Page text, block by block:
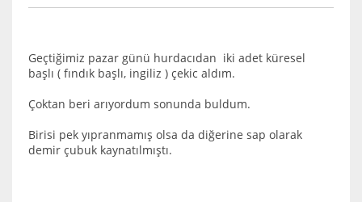
Geçtiğimiz pazar günü hurdacıdan iki adet küresel
başlı ( fındık başlı, ingiliz ) çekic aldım.
Çoktan beri arıyordum sonunda buldum.
Birisi pek yıpranmamış olsa da diğerine sap olarak
demir çubuk kaynatılmıştı.